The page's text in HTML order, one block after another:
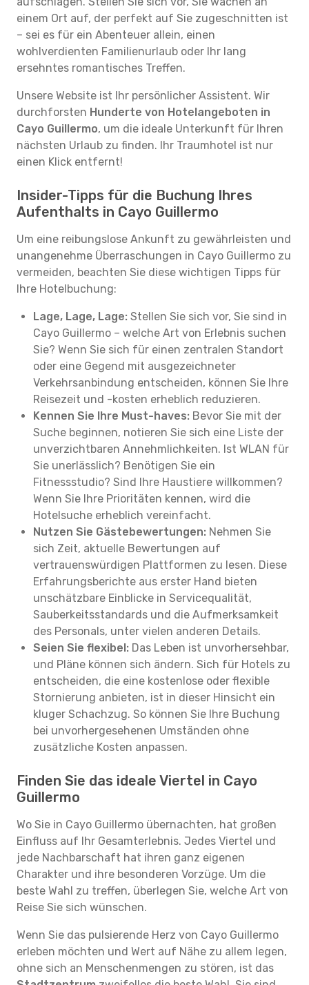
einem Ort auf, der perfekt auf Sie zugeschnitten ist
– sei es für ein Abenteuer allein, einen
wohlverdienten Familienurlaub oder Ihr lang
ersehntes romantisches Treffen.
Unsere Website ist Ihr persönlicher Assistent. Wir
durchforsten Hunderte von Hotelangeboten in
Cayo Guillermo, um die ideale Unterkunft für Ihren
nächsten Urlaub zu finden. Ihr Traumhotel ist nur
einen Klick entfernt!
Insider-Tipps für die Buchung Ihres
Aufenthalts in Cayo Guillermo
Um eine reibungslose Ankunft zu gewährleisten und
unangenehme Überraschungen in Cayo Guillermo zu
vermeiden, beachten Sie diese wichtigen Tipps für
Ihre Hotelbuchung:
Lage, Lage, Lage: Stellen Sie sich vor, Sie sind in
Cayo Guillermo – welche Art von Erlebnis suchen
Sie? Wenn Sie sich für einen zentralen Standort
oder eine Gegend mit ausgezeichneter
Verkehrsanbindung entscheiden, können Sie Ihre
Reisezeit und -kosten erheblich reduzieren.
Kennen Sie Ihre Must-haves: Bevor Sie mit der
Suche beginnen, notieren Sie sich eine Liste der
unverzichtbaren Annehmlichkeiten. Ist WLAN für
Sie unerlässlich? Benötigen Sie ein
Fitnessstudio? Sind Ihre Haustiere willkommen?
Wenn Sie Ihre Prioritäten kennen, wird die
Hotelsuche erheblich vereinfacht.
Nutzen Sie Gästebewertungen: Nehmen Sie
sich Zeit, aktuelle Bewertungen auf
vertrauenswürdigen Plattformen zu lesen. Diese
Erfahrungsberichte aus erster Hand bieten
unschätzbare Einblicke in Servicequalität,
Sauberkeitsstandards und die Aufmerksamkeit
des Personals, unter vielen anderen Details.
Seien Sie flexibel: Das Leben ist unvorhersehbar,
und Pläne können sich ändern. Sich für Hotels zu
entscheiden, die eine kostenlose oder flexible
Stornierung anbieten, ist in dieser Hinsicht ein
kluger Schachzug. So können Sie Ihre Buchung
bei unvorhergesehenen Umständen ohne
zusätzliche Kosten anpassen.
Finden Sie das ideale Viertel in Cayo
Guillermo
Wo Sie in Cayo Guillermo übernachten, hat großen
Einfluss auf Ihr Gesamterlebnis. Jedes Viertel und
jede Nachbarschaft hat ihren ganz eigenen
Charakter und ihre besonderen Vorzüge. Um die
beste Wahl zu treffen, überlegen Sie, welche Art von
Reise Sie sich wünschen.
Wenn Sie das pulsierende Herz von Cayo Guillermo
erleben möchten und Wert auf Nähe zu allem legen,
ohne sich an Menschenmengen zu stören, ist das